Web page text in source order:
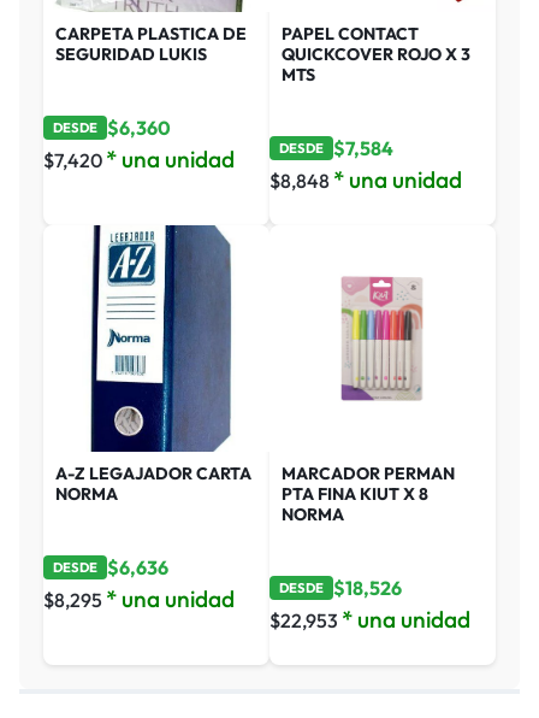
CARPETA PLASTICA DE
SEGURIDAD LUKIS
DESDE $6,360
$7,420 * una unidad
PAPEL CONTACT
QUICKCOVER ROJO X 3
MTS
DESDE $7,584
$8,848 * una unidad
A-Z LEGAJADOR CARTA
NORMA
DESDE $6,636
$8,295 * una unidad
MARCADOR PERMAN
PTA FINA KIUT X 8
NORMA
DESDE $18,526
$22,953 * una unidad